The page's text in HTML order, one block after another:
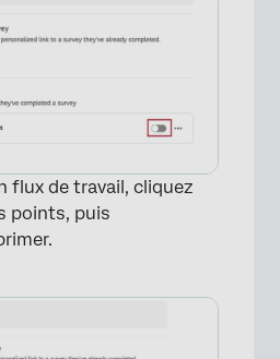
flux de travail, cliquez
points, puis